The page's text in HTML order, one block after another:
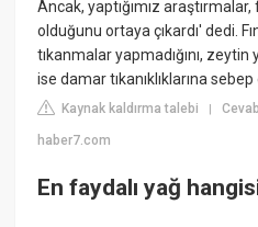
Ancak, yaptığımız araştırmalar,
olduğunu ortaya çıkardı' dedi.
tıkanmalar yapmadığını, zeytin
ise damar tıkanıklıklarına
Kaynak kaldırma talebi |
haber7.com
En faydalı yağ